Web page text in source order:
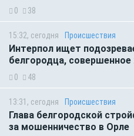
0 38
15:32, сегодня Происшествия
Интерпол ищет
белгородца, совершенное
0 48
13:31, сегодня Происшествия
Глава белгородской
за мошенничество в Орле